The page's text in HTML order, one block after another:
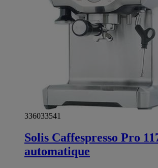
336033541
Solis Caffespresso Pro
automatique